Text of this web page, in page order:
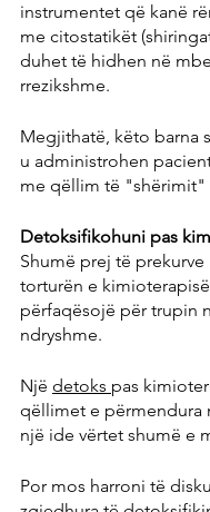
instrumentet që kanë
me citostatikët
duhet të hidhen në
rrezikshme.
Megjithatë, këto barna
u administrohen
me qëllim të "shërimit"
Detoksifikohuni pas
Shumë prej të
torturën e
përfaqësojë për trupin
ndryshme.
Një detoks pas
qëllimet e përmendura
një ide vërtet shumë e
Por mos harroni të